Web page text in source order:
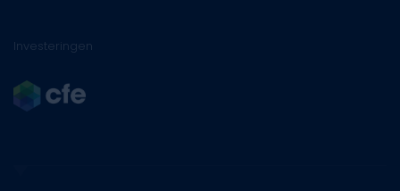
Investeringen